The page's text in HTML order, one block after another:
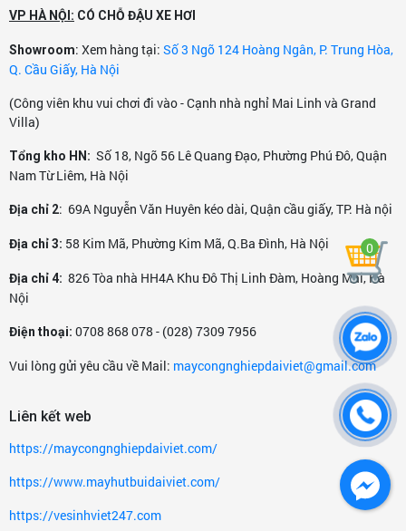
VP HÀ NỘI: CÓ CHỖ ĐẬU XE HƠI
Showroom: Xem hàng tại: Số 3 Ngõ 124 Hoàng Ngân, P. Trung Hòa,
Q. Cầu Giấy, Hà Nội
(Công viên khu vui chơi đi vào - Cạnh nhà nghỉ Mai Linh và Grand
Villa)
Tổng kho HN: Số 18, Ngõ 56 Lê Quang Đạo, Phường Phú Đô, Quận
Nam Từ Liêm, Hà Nội
Địa chỉ 2: 69A Nguyễn Văn Huyên kéo dài, Quận cầu giấy, TP. Hà nội
Địa chỉ 3: 58 Kim Mã, Phường Kim Mã, Q.Ba Đình, Hà Nội
Địa chỉ 4: 826 Tòa nhà HH4A Khu Đô Thị Linh Đàm, Hoàng Mai, Hà
Nội
Điện thoại: 0708 868 078 - (028) 7309 7956
Vui lòng gửi yêu cầu về Mail: maycongnghiepdaiviet@gmail.com
Liên kết web
https://maycongnghiepdaiviet.com/
https://www.mayhutbuidaiviet.com/
https://vesinhviet247.com
0